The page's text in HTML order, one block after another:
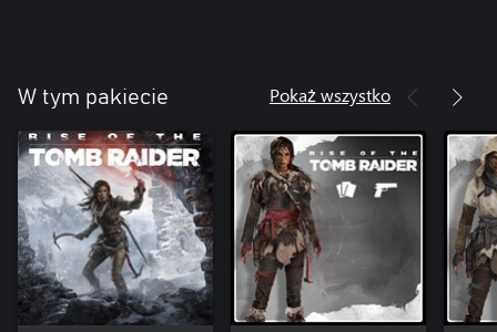
W tym pakiecie Pokaż wszystko